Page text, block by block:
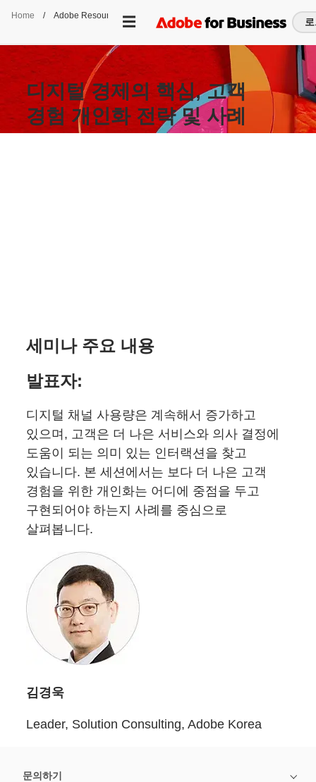
Home / Adobe Resource Center
디지털 경제의 핵심, 고객
경험 개인화 전략 및 사례
세미나 주요 내용
발표자:
디지털 채널 사용량은 계속해서 증가하고
있으며, 고객은 더 나은 서비스와 의사 결정에
도움이 되는 의미 있는 인터랙션을 찾고
있습니다. 본 세션에서는 보다 더 나은 고객
경험을 위한 개인화는 어디에 중점을 두고
구현되어야 하는지 사례를 중심으로
살펴봅니다.
김경욱
Leader, Solution Consulting, Adobe Korea
문의하기